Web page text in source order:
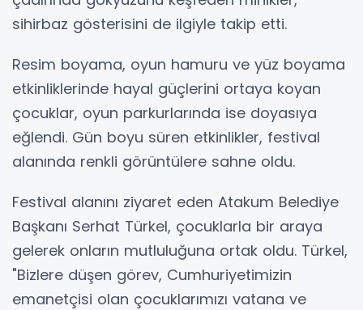
sihirbaz gösterisini de ilgiyle takip etti.
Resim boyama, oyun hamuru ve yüz boyama
etkinliklerinde hayal güçlerini ortaya koyan
çocuklar, oyun parkurlarında ise doyasıya
eğlendi. Gün boyu süren etkinlikler, festival
alanında renkli görüntülere sahne oldu.
Festival alanını ziyaret eden Atakum Belediye
Başkanı Serhat Türkel, çocuklarla bir araya
gelerek onların mutluluğuna ortak oldu. Türkel,
"Bizlere düşen görev, Cumhuriyetimizin
emanetçisi olan çocuklarımızı vatana ve